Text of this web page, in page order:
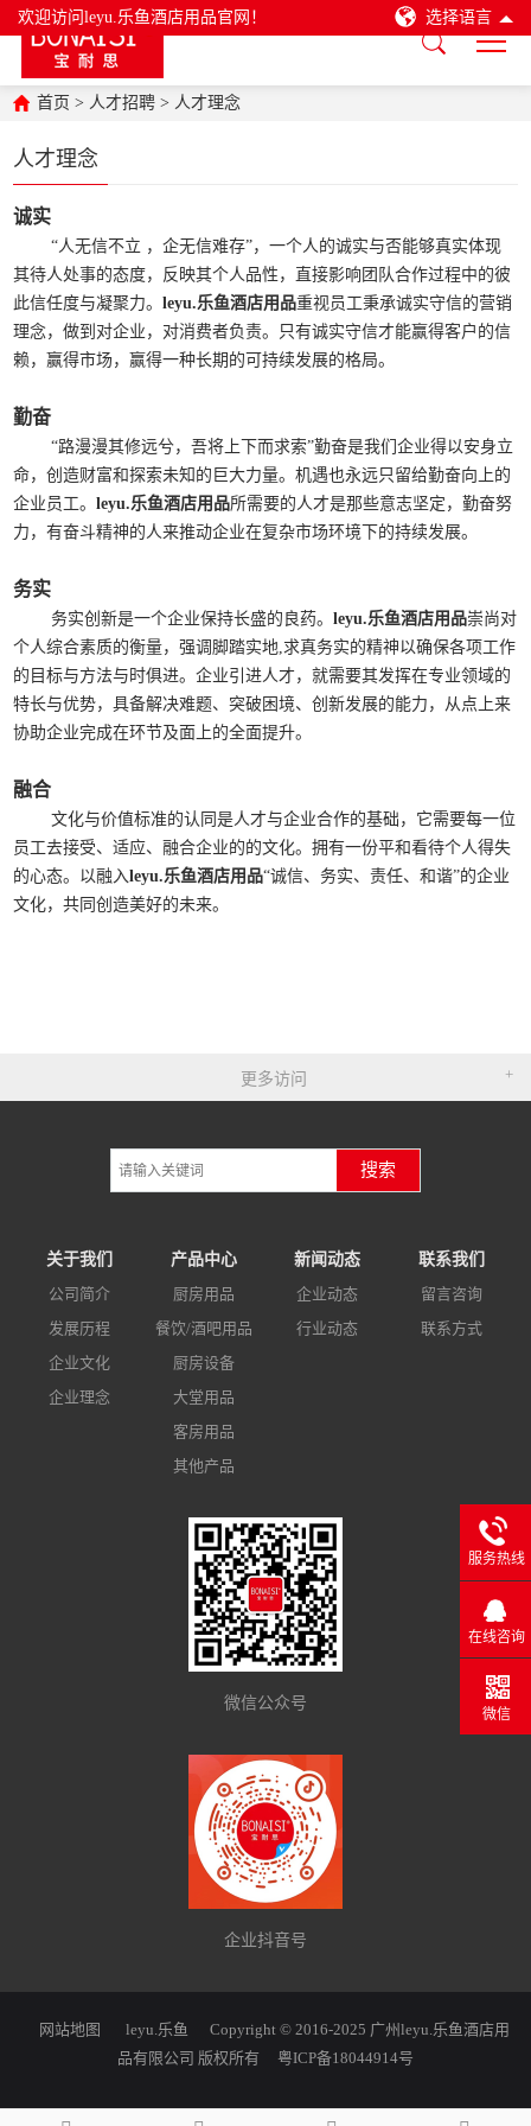
欢迎访问leyu.乐鱼酒店用品官网！ 选择语言
首页 > 人才招聘 > 人才理念
人才理念
诚实
“人无信不立 ，企无信难存”，一个人的诚实与否能够真实体现
其待人处事的态度，反映其个人品性，直接影响团队合作过程中的彼
此信任度与凝聚力。leyu.乐鱼酒店用品重视员工秉承诚实守信的营销
理念，做到对企业，对消费者负责。只有诚实守信才能赢得客户的信
赖，赢得市场，赢得一种长期的可持续发展的格局。
勤奋
“路漫漫其修远兮，吾将上下而求索”勤奋是我们企业得以安身立
命，创造财富和探索未知的巨大力量。机遇也永远只留给勤奋向上的
企业员工。leyu.乐鱼酒店用品所需要的人才是那些意志坚定，勤奋努
力，有奋斗精神的人来推动企业在复杂市场环境下的持续发展。
务实
务实创新是一个企业保持长盛的良药。leyu.乐鱼酒店用品崇尚对
个人综合素质的衡量，强调脚踏实地,求真务实的精神以确保各项工作
的目标与方法与时俱进。企业引进人才，就需要其发挥在专业领域的
特长与优势，具备解决难题、突破困境、创新发展的能力，从点上来
协助企业完成在环节及面上的全面提升。
融合
文化与价值标准的认同是人才与企业合作的基础，它需要每一位
员工去接受、适应、融合企业的的文化。拥有一份平和看待个人得失
的心态。以融入leyu.乐鱼酒店用品“诚信、务实、责任、和谐”的企业
文化，共同创造美好的未来。
更多访问
搜索
关于我们
公司简介
发展历程
企业文化
企业理念
产品中心
厨房用品
餐饮/酒吧用品
厨房设备
大堂用品
客房用品
其他产品
新闻动态
企业动态
行业动态
联系我们
留言咨询
联系方式
微信公众号
企业抖音号
网站地图 leyu.乐鱼
Copyright © 2016-2025 广州leyu.乐鱼酒店用
品有限公司 版权所有
粤ICP备18044914号
服务热线
在线咨询
微信